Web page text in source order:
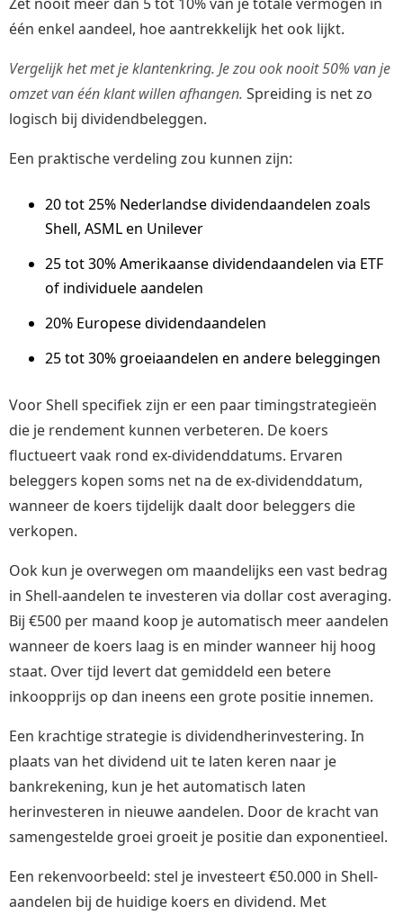
één enkel aandeel, hoe aantrekkelijk het ook lijkt.
Vergelijk het met je klantenkring. Je zou ook nooit 50% van je
omzet van één klant willen afhangen. Spreiding is net zo
logisch bij dividendbeleggen.
Een praktische verdeling zou kunnen zijn:
20 tot 25% Nederlandse dividendaandelen zoals
Shell, ASML en Unilever
25 tot 30% Amerikaanse dividendaandelen via ETF
of individuele aandelen
20% Europese dividendaandelen
25 tot 30% groeiaandelen en andere beleggingen
Voor Shell specifiek zijn er een paar timingstrategieën
die je rendement kunnen verbeteren. De koers
fluctueert vaak rond ex-dividenddatums. Ervaren
beleggers kopen soms net na de ex-dividenddatum,
wanneer de koers tijdelijk daalt door beleggers die
verkopen.
Ook kun je overwegen om maandelijks een vast bedrag
in Shell-aandelen te investeren via dollar cost averaging.
Bij €500 per maand koop je automatisch meer aandelen
wanneer de koers laag is en minder wanneer hij hoog
staat. Over tijd levert dat gemiddeld een betere
inkoopprijs op dan ineens een grote positie innemen.
Een krachtige strategie is dividendherinvestering. In
plaats van het dividend uit te laten keren naar je
bankrekening, kun je het automatisch laten
herinvesteren in nieuwe aandelen. Door de kracht van
samengestelde groei groeit je positie dan exponentieel.
Een rekenvoorbeeld: stel je investeert €50.000 in Shell-
aandelen bij de huidige koers en dividend. Met